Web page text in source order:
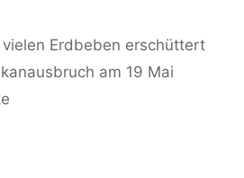
Erdbeben erschüttert
am 19 Mai